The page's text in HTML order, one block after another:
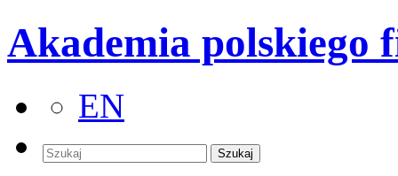
Akademia polskiego
EN